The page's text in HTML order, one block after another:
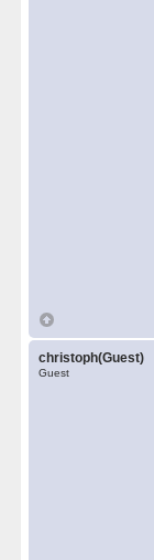
christoph(Guest)
Guest